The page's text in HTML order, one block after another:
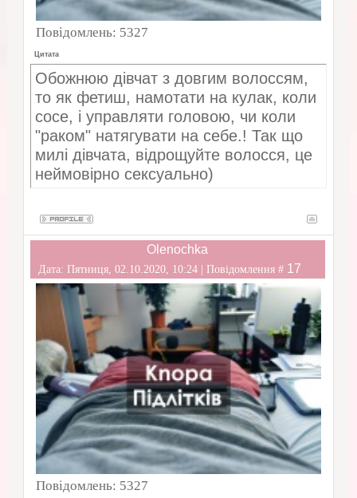
Повідомлень: 5327
Цитата
Обожнюю дівчат з довгим волоссям,
то як фетиш, намотати на кулак, коли
сосе, і управляти головою, чи коли
"раком" натягувати на себе.! Так що
милі дівчата, відрощуйте волосся, це
неймовірно сексуально)
Olenochka
Дата: Пятниця, 02.10.2020, 10:24 | Повідомлення # 17
Повідомлень: 5327